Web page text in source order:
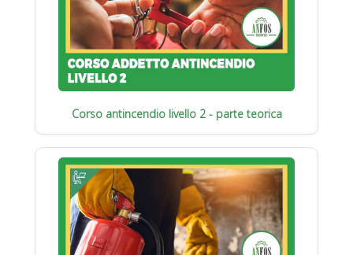
Corso antincendio livello 2 - parte teorica